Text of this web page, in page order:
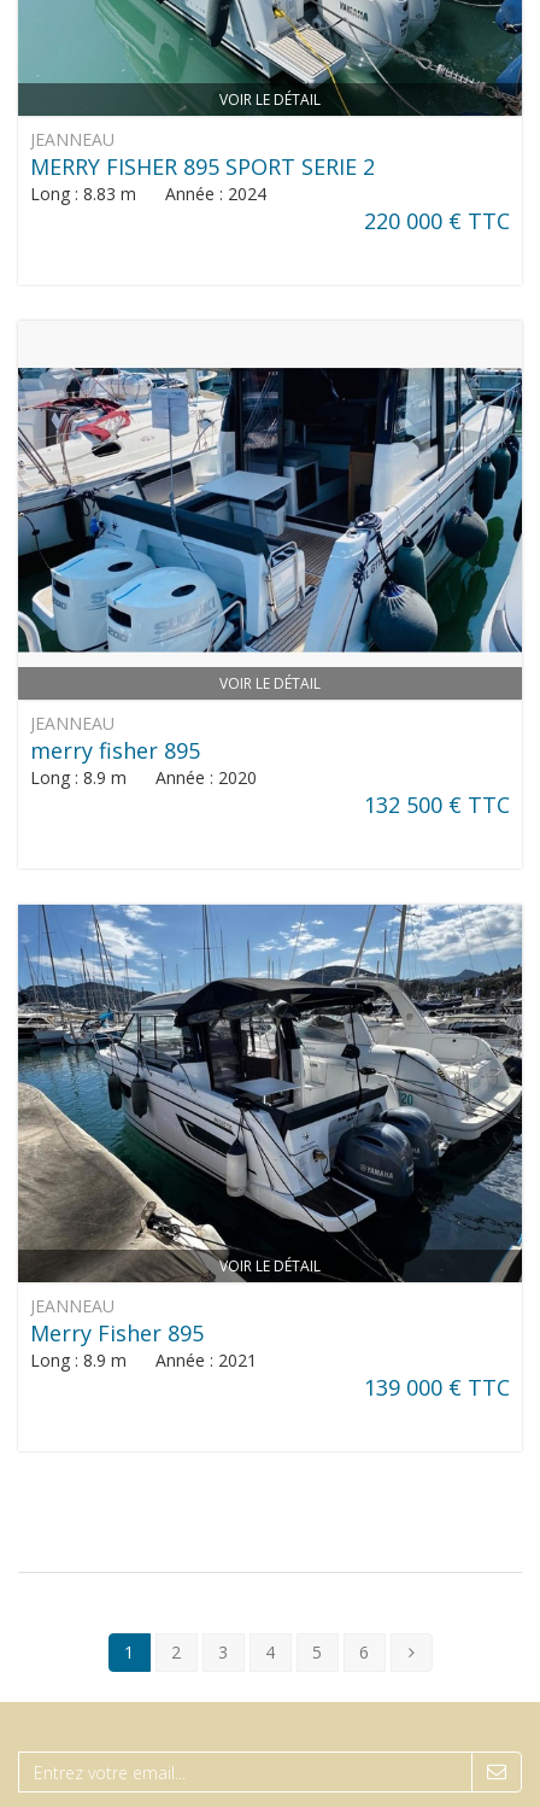
VOIR LE DÉTAIL
JEANNEAU
MERRY FISHER 895 SPORT SERIE 2
Long : 8.83 m Année : 2024
220 000 € TTC
VOIR LE DÉTAIL
JEANNEAU
merry fisher 895
Long : 8.9 m Année : 2020
132 500 € TTC
VOIR LE DÉTAIL
JEANNEAU
Merry Fisher 895
Long : 8.9 m Année : 2021
139 000 € TTC
1 2 3 4 5 6